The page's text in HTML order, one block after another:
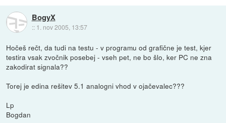
BogyX
:: 1. nov 2005, 13:57
Hočeš rečt, da tudi na testu - v programu od grafične je test, kjer
testira vsak zvočnik posebej - vseh pet, ne bo šlo, ker PC ne zna
zakodirat signala??
Torej je edina rešitev 5.1 analogni vhod v ojačevalec???
Lp
Bogdan